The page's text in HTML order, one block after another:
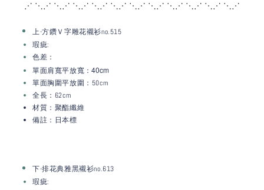
⋰ ⋱⋰ ⋱⋰ ⋱⋰ ⋱⋰ ⋱⋰ ⋱⋰ ⋱⋰ ⋱ ⋰ ⋱⋰ ⋱⋰ ⋱⋰
上-方鑽Ｖ字雕花襯衫no.515
瑕疵:
色差：
單面肩寬平放寬 ：40cm
單面胸圍平放圍：50cm
全長：62cm
材質：聚酯纖維
備註：日本標
下-排花典雅黑襯衫no.613
瑕疵: